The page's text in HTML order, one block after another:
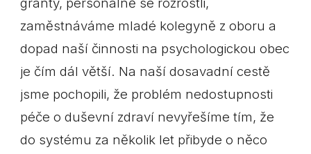
zaměstnáváme mladé kolegyně z oboru a
dopad naší činnosti na psychologickou obec
je čím dál větší. Na naší dosavadní cestě
jsme pochopili, že problém nedostupnosti
péče o duševní zdraví nevyřešíme tím, že
do systému za několik let přibyde o něco